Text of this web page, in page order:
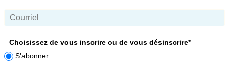
Choisissez de vous inscrire ou de vous désinscrire*
S'abonner